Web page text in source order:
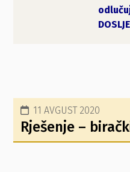
11 AVGUST 2020
Rješenje –